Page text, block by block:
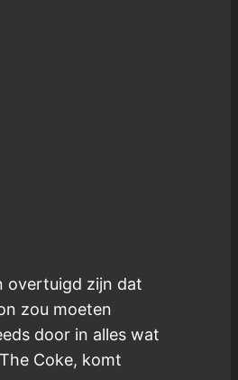
overtuigd zijn dat
zou moeten
door in alles wat
Coke, komt